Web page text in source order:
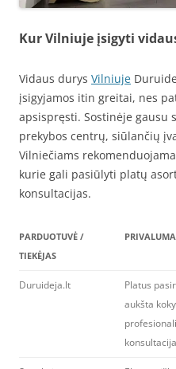
Kur Vilniuje įsigyti
Vidaus durys Vilniuje
įsigyjamos itin greitai, nes
apsispręsti. Sostinėje
prekybos centrų, siūlančių
Vilniečiams
kurie gali pasiūlyti platų
konsultacijas.
PARDUOTUVĖ /
TIEKĖJAS
Duruideja.lt
Platus
aukšta
profesionali
konsultacija